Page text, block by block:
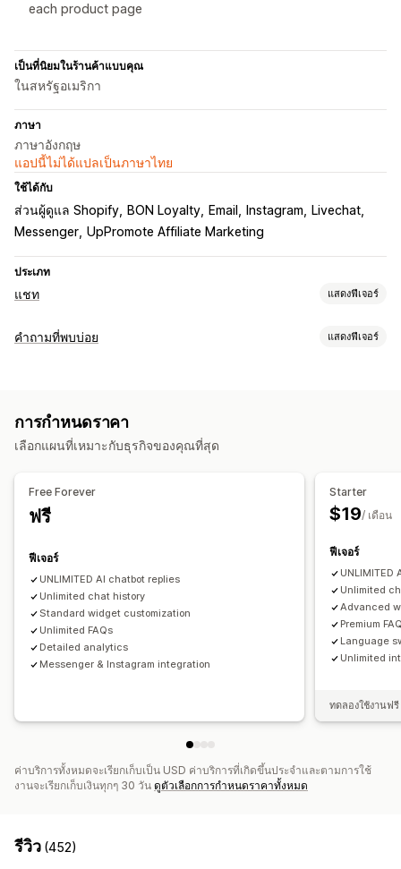
each product page
เป็นที่นิยมในร้านค้าแบบคุณ
ในสหรัฐอเมริกา
ภาษา
ภาษาอังกฤษ
แอปนี้ไม่ได้แปลเป็นภาษาไทย
ใช้ได้กับ
ส่วนผู้ดูแล Shopify BON Loyalty Email Instagram
Livechat
Messenger UpPromote Affiliate Marketing
ประเภท
แชท แสดงฟีเจอร์
การรับส่งข้อความแบบเรียลไทม์
การตอบกลับอัตโนมัติ
คำถามที่พบบ่อย
การทักทาย คำแนะนำสินค้า
การปรับแต่ง
สีและแบบอักษร
เวลาทำการ
อวาตาร์ตัวแทน
คำถามที่พบบ่อย แสดงฟีเจอร์
ตัวเลือกการแสดงผล
หน้าคำถามที่พบบ่อย
แบบอักษรและสีที่กำหนดเอง
การกำหนดราคา
เลือกแผนที่เหมาะกับธุรกิจของคุณที่สุด
Free Forever
ฟรี
ฟีเจอร์
UNLIMITED AI chatbot replies
Unlimited chat history
Standard widget customization
Unlimited FAQs
Detailed analytics
Messenger & Instagram integration
Starter
$19/ เดือน
ฟีเจอร์
UNLIMITED
Unlimited
Advanced
Premium
Language
Unlimited
ทดลองใช้งานฟ
ค่าบริการทั้งหมดจะเรียกเก็บเป็น USD ค่าบริการที่เกิดขึ้นประจำและตามการใช้
งานจะเรียกเก็บเงินทุกๆ 30 วัน ดูตัวเลือกการกำหนดราคาทั้งหมด
รีวิว (452)